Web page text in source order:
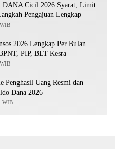
DANA Cicil 2026 Syarat, Limit
Pengajuan Lengkap
2026 Lengkap Per Bulan
PIP, BLT Kesra
Penghasil Uang Resmi dan
Dana 2026
WIB